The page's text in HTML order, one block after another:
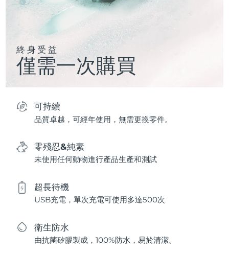
終身受益
僅需一次購買
可持續
品質卓越，可經年使用，無需更換零件。
零殘忍&純素
未使用任何動物進行產品生產和測試
超長待機
USB充電，單次充電可使用多達500次
衛生防水
由抗菌矽膠製成，100%防水，易於清潔。